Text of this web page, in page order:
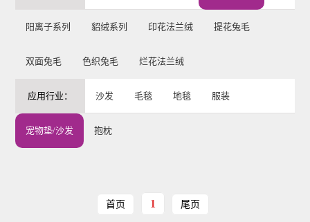
阳离子系列 貂绒系列 印花法兰绒 提花兔毛
双面兔毛 色织兔毛 烂花法兰绒
应用行业： 沙发 毛毯 地毯 服装
宠物垫/沙发 抱枕
首页 1 尾页